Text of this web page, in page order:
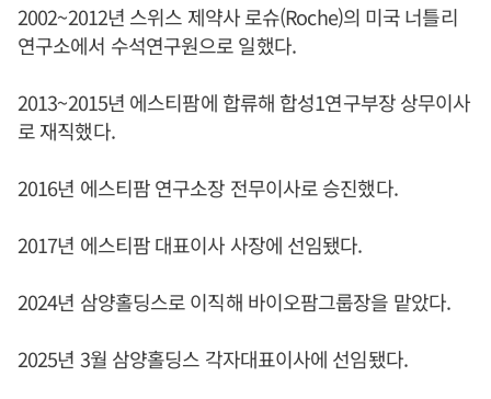
2002~2012년 스위스 제약사 로슈(Roche)의 미국 너틀리
연구소에서 수석연구원으로 일했다.
2013~2015년 에스티팜에 합류해 합성1연구부장 상무이사
로 재직했다.
2016년 에스티팜 연구소장 전무이사로 승진했다.
2017년 에스티팜 대표이사 사장에 선임됐다.
2024년 삼양홀딩스로 이직해 바이오팜그룹장을 맡았다.
2025년 3월 삼양홀딩스 각자대표이사에 선임됐다.